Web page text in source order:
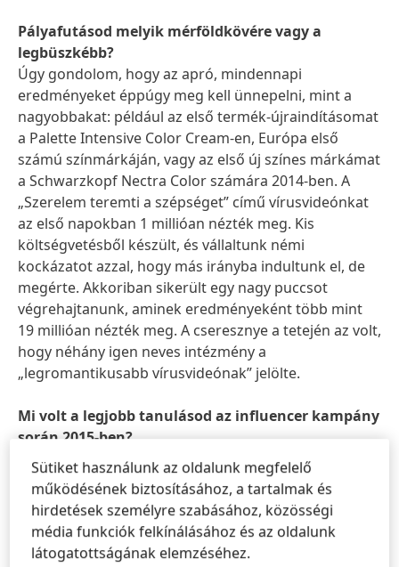
Pályafutásod melyik mérföldkövére vagy a
legbüszkébb?
Úgy gondolom, hogy az apró, mindennapi
eredményeket éppúgy meg kell ünnepelni, mint a
nagyobbakat: például az első termék-újraindításomat
a Palette Intensive Color Cream-en, Európa első
számú színmárkáján, vagy az első új színes márkámat
a Schwarzkopf Nectra Color számára 2014-ben. A
„Szerelem teremti a szépséget” című vírusvideónkat
az első napokban 1 millióan nézték meg. Kis
költségvetésből készült, és vállaltunk némi
kockázatot azzal, hogy más irányba indultunk el, de
megérte. Akkoriban sikerült egy nagy puccsot
végrehajtanunk, aminek eredményeként több mint
19 millióan nézték meg. A cseresznye a tetején az volt,
hogy néhány igen neves intézmény a
„legromantikusabb vírusvideónak” jelölte.
Mi volt a legjobb tanulásod az influencer kampány
során 2015-ben?
Ismételten, az elsők között lenni, aki kipróbált
dolgokat, egyszerre volt izgalmas és kihívásokkal teli.
Annyira szeretem azt az érzést, hogy hiszel a
projektedben, és hajlandó vagy megtenni a további
mérföldeket és hegyeket mozgatni, hogy ez
Sütiket használunk az oldalunk megfelelő
működésének biztosításához, a tartalmak és
hirdetések személyre szabásához, közösségi
média funkciók felkínálásához és az oldalunk
látogatottságának elemzéséhez.